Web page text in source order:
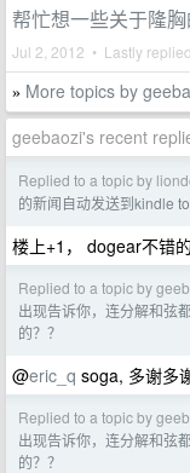
帮忙想一些关于隆
Jul 2, 2012 • Lastly
» More topics by
geebaozi's recent
Replied to a topic by
的新闻自动发送到kindle
楼上+1， dogear不错的
Replied to a topic by
出现告诉你，连分解和弦
的？？
@eric_q soga, 多谢多
Replied to a topic by
出现告诉你，连分解和弦
的？？